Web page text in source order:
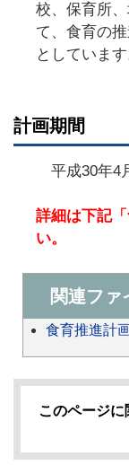
校、保育所
て、食育の
としています
計画期間
平成30年4
詳細は下記
い。
関連ファ
食育推進計
このページ